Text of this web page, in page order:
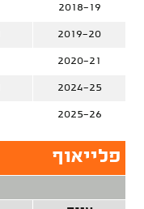
2018-19
2019-20
2020-21
2024-25
2025-26
פלייאוף